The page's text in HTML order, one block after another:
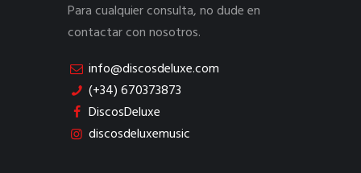
Para cualquier consulta, no dude en
contactar con nosotros.
info@discosdeluxe.com
(+34) 670373873
DiscosDeluxe
discosdeluxemusic